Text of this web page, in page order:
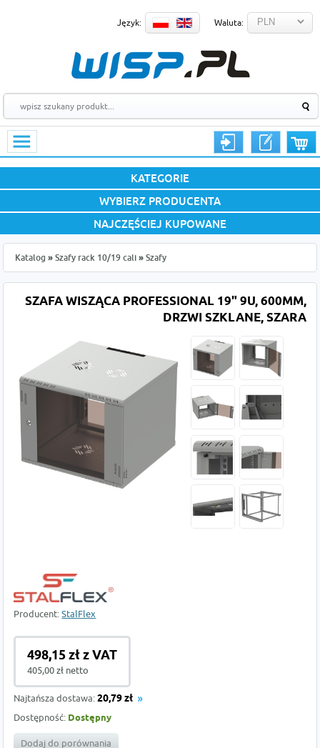
Język: Waluta:
KATEGORIE
WYBIERZ PRODUCENTA
NAJCZĘŚCIEJ KUPOWANE
Katalog » Szafy rack 10/19 cali » Szafy
SZAFA WISZĄCA PROFESSIONAL 19" 9U, 600MM,
DRZWI SZKLANE, SZARA
Producent:StalFlex
498,15 zł z VAT
405,00 zł netto
Najtańsza dostawa:20,79 zł
Dostępność: Dostępny
Dodaj do porównania